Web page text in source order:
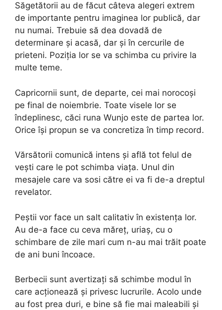
Săgetătorii au de făcut câteva alegeri extrem
de importante pentru imaginea lor publică, dar
nu numai. Trebuie să dea dovadă de
determinare și acasă, dar și în cercurile de
prieteni. Poziția lor se va schimba cu privire la
multe teme.
Capricornii sunt, de departe, cei mai norocoși
pe final de noiembrie. Toate visele lor se
îndeplinesc, căci runa Wunjo este de partea lor.
Orice își propun se va concretiza în timp record.
Vărsătorii comunică intens și află tot felul de
vești care le pot schimba viața. Unul din
mesajele care va sosi către ei va fi de-a dreptul
revelator.
Peștii vor face un salt calitativ în existența lor.
Au de-a face cu ceva măreț, uriaș, cu o
schimbare de zile mari cum n-au mai trăit poate
de ani buni încoace.
Berbecii sunt avertizați să schimbe modul în
care acționează și privesc lucrurile. Acolo unde
au fost prea duri, e bine să fie mai maleabili și